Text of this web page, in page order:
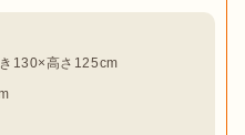
130×高さ125cm